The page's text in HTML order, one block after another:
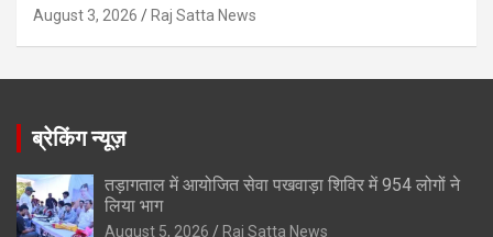
August 3, 2026 Raj Satta News
ब्रेकिंग न्यूज़
तड़ागताल में आयोजित सेवा पखवाड़ा शिविर में 954 लोगों ने
लिया भाग
August 5, 2026 Raj Satta News